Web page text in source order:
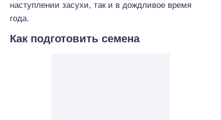
наступлении засухи, так и в дождливое время
года.
Как подготовить семена